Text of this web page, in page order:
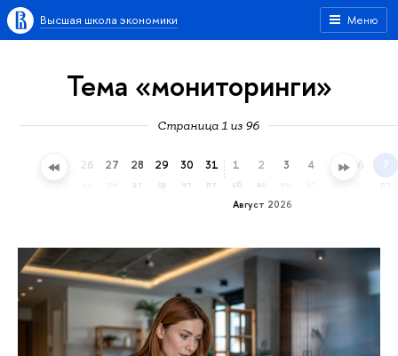
Меню
Высшая школа экономики
Тема «мониторинги»
Страница 1 из 96
25 26 27 28
вт
29
ср
30
чт
31
пт
Август 2026
1
сб
2
вс
3 4 5 6 7
пт